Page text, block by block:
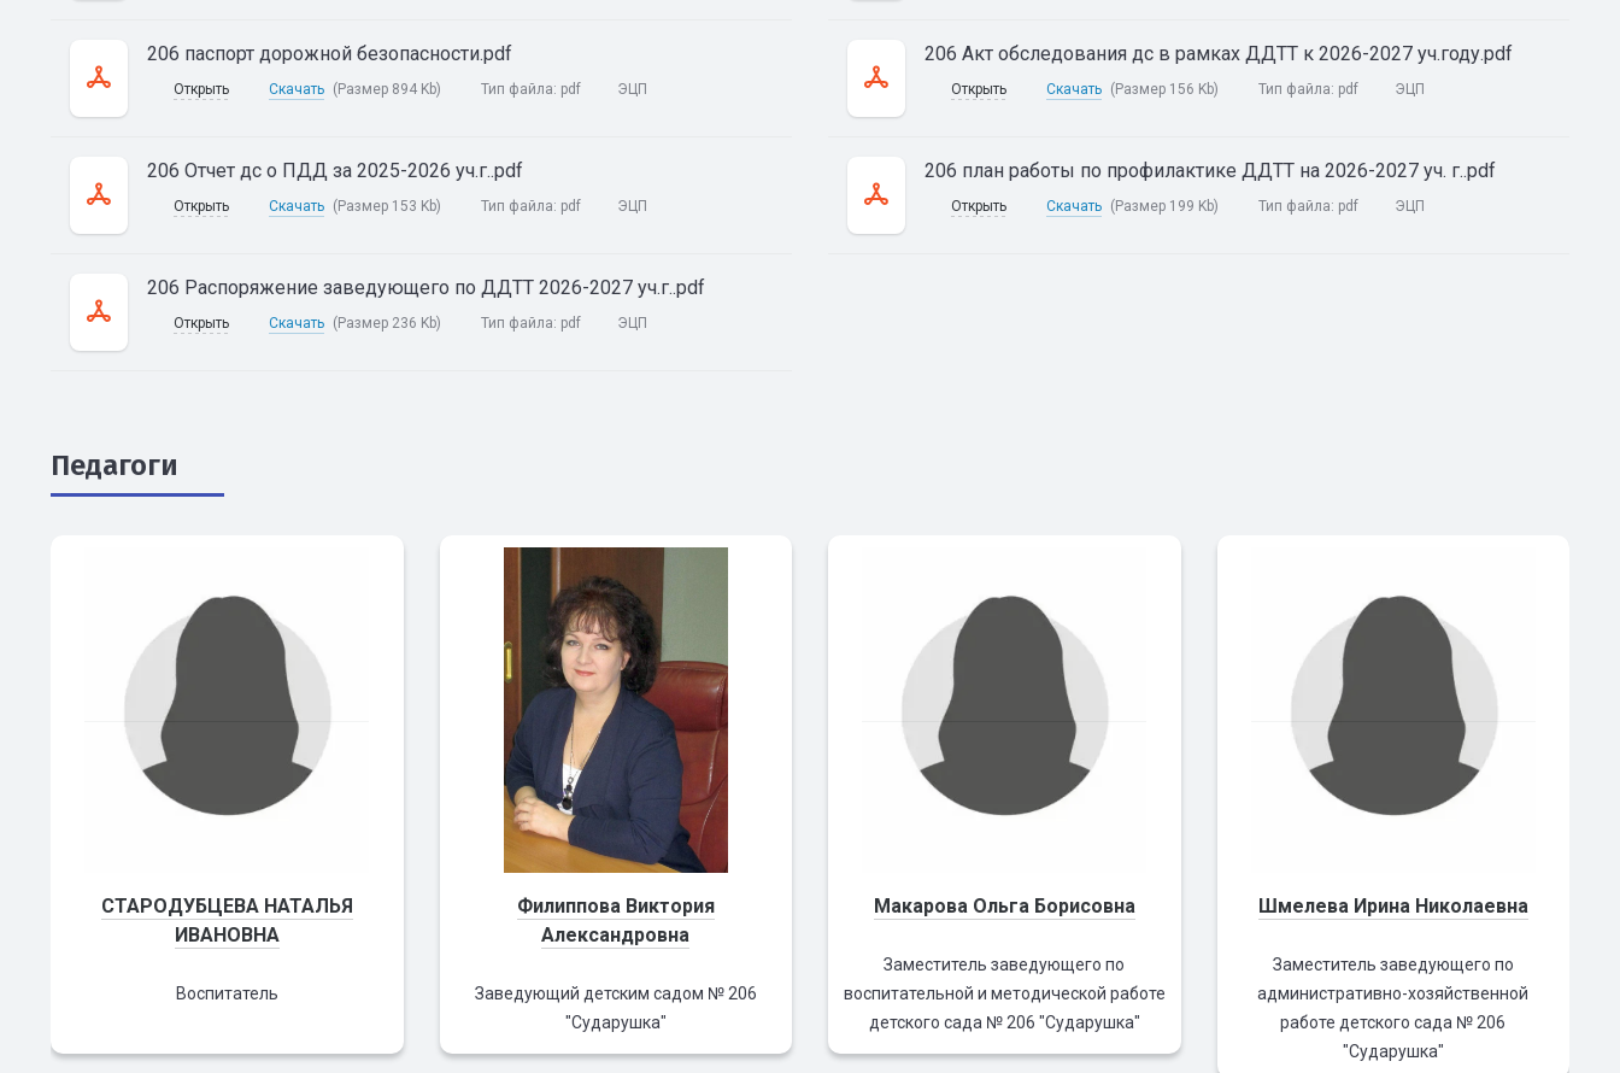
206 паспорт дорожной безопасности.pdf
Открыть Скачать (Размер 894 Kb) Тип файла: pdf ЭЦП
206 Акт обследования дс в рамках ДДТТ к 2026-2027 уч.году.pdf
Открыть Скачать (Размер 156 Kb) Тип файла: pdf ЭЦП
206 Отчет дс о ПДД за 2025-2026 уч.г..pdf
Открыть Скачать (Размер 153 Kb) Тип файла: pdf ЭЦП
206 план работы по профилактике ДДТТ на 2026-2027 уч. г..pdf
Открыть Скачать (Размер 199 Kb) Тип файла: pdf ЭЦП
206 Распоряжение заведующего по ДДТТ 2026-2027 уч.г..pdf
Открыть Скачать (Размер 236 Kb) Тип файла: pdf ЭЦП
Педагоги
СТАРОДУБЦЕВА НАТАЛЬЯ
ИВАНОВНА
Воспитатель
Филиппова Виктория
Александровна
Заведующий детским садом № 206
"Сударушка"
Макарова Ольга Борисовна
Заместитель заведующего по
воспитательной и методической работе
детского сада № 206 "Сударушка"
Шмелева Ирина Николаевна
Заместитель заведующего по
административно-хозяйственной
работе детского сада № 206
"Сударушка"